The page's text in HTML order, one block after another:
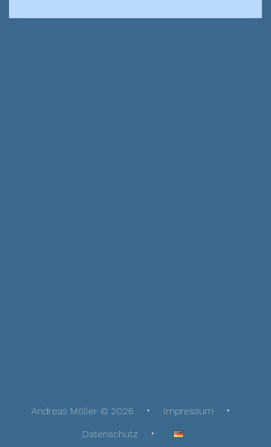
Andreas Möller © 2026
Impressum
Datenschutz